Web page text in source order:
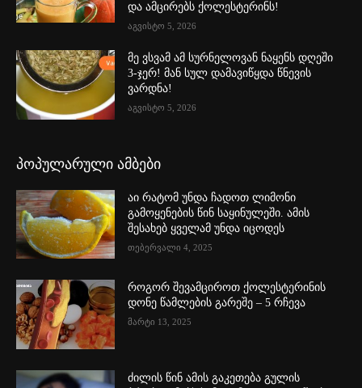
და ამცირებს ქოლესტერინს!
აგვისტო 5, 2026
მე ვსვამ ამ სურნელოვან ნაყენს დღეში
3-ჯერ! მან სულ დამავიწყდა წნევის
ვარდნა!
აგვისტო 5, 2026
პოპულარული ამბები
აი რატომ უნდა ჩადოთ ლიმონი
გამოყენების წინ საყინულეში. ამის
შესახებ ყველამ უნდა იცოდეს
თებერვალი 4, 2025
როგორ შევამციროთ ქოლესტერინის
დონე წამლების გარეშე – 5 რჩევა
მარტი 13, 2025
ძილის წინ ამის გაკეთება გულის